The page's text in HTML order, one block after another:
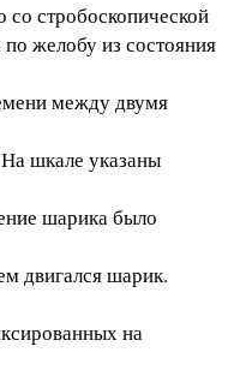
стробоскопической
желобу из состояния
между двумя
шкале указаны
шарика было
двигался шарик.
на